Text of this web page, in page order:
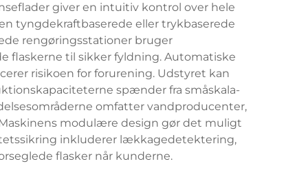
giver en intuitiv kontrol over hele
tyngdekraftbaserede eller trykbaserede
rengøringsstationer bruger
flaskerne til sikker fyldning. Automatiske
risikoen for forurening. Udstyret kan
spænder fra småskala-
omfatter vandproducenter,
modulære design gør det muligt
inkluderer lækkagedetektering,
flasker når kunderne.